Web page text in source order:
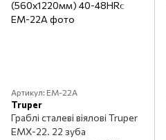
Артикул: EM-22A
Truper
Граблі сталеві віялові Truper
EMX-22. 22 зуба